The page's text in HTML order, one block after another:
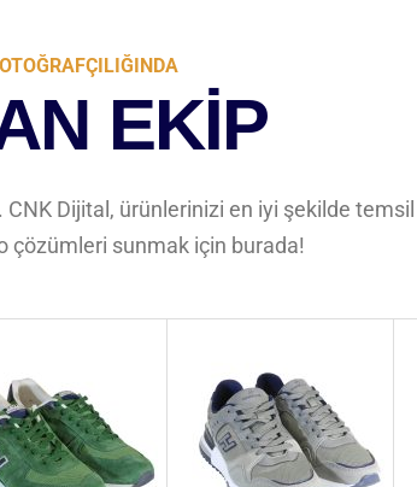
EKİP
CNK Dijital, ürünlerinizi en iyi şekilde
çözümleri sunmak için burada!